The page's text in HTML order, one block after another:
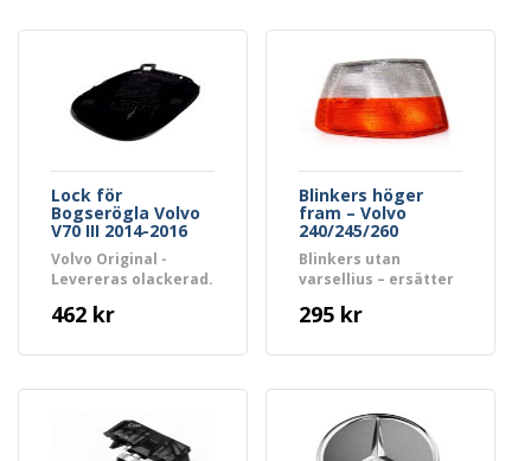
Lock för
Bogserögla Volvo
V70 III 2014-2016
Volvo Original -
Levereras olackerad.
462 kr
Blinkers höger
fram – Volvo
240/245/260
Blinkers utan
varselljus – ersätter
295 kr